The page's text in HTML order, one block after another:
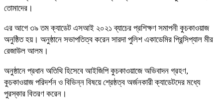
তোমাদের।
এর আগে ৩৯ তম ক্যাডেট এসআই ২০২১ ব্যাচের প্রশিক্ষণ সমাপনী কুচকাওয়াজ
অনুষ্ঠিত হয়। অনুষ্ঠানে সভাপতিত্ব করেন সারদা পুলিশ একাডেমির প্রিন্সিপ্যাল মীর
রেজাউল আলম।
অনুষ্ঠানে প্রধান অতিথি হিসেবে আইজিপি কুচকাওয়াজে অভিবাদন গ্রহণ,
কুচকাওয়াজ পরিদর্শন ও বিভিন্ন বিষয়ে শ্রেষ্ঠত্ব অর্জনকারী ক্যাডেটদের মধ্যে
পুরস্কার বিতরণ করেন।